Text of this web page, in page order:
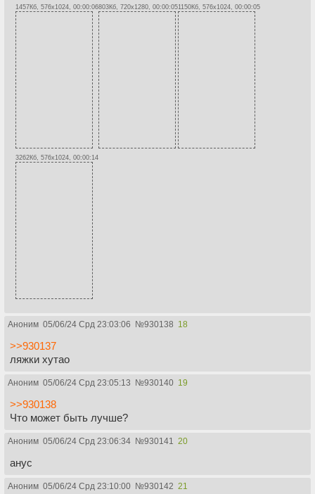
1457Кб, 576x1024, 00:00:06803Кб, 720x1280, 00:00:051150Кб, 576x1024, 00:00:05
3262Кб, 576x1024, 00:00:14
Аноним 05/06/24 Срд 23:03:06 №930138 18
>>930137
ляжки хутао
Аноним 05/06/24 Срд 23:05:13 №930140 19
>>930138
Что может быть лучше?
Аноним 05/06/24 Срд 23:06:34 №930141 20
анус
Аноним 05/06/24 Срд 23:10:00 №930142 21